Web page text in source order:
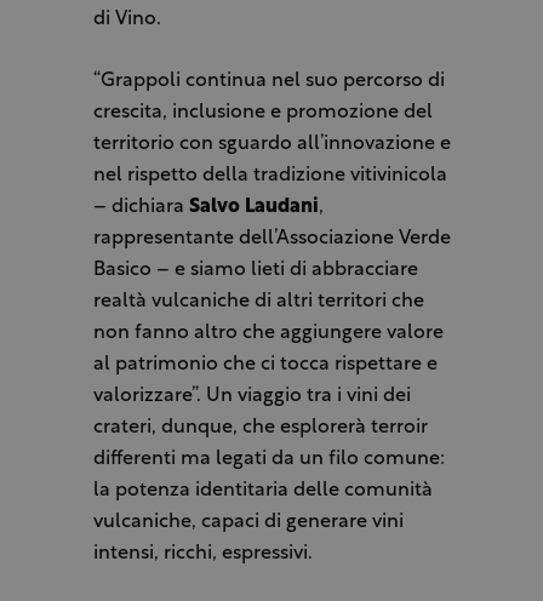
di Vino.
“Grappoli continua nel suo percorso di
crescita, inclusione e promozione del
territorio con sguardo all’innovazione e
nel rispetto della tradizione vitivinicola
– dichiara Salvo Laudani,
rappresentante dell’Associazione Verde
Basico – e siamo lieti di abbracciare
realtà vulcaniche di altri territori che
non fanno altro che aggiungere valore
al patrimonio che ci tocca rispettare e
valorizzare”. Un viaggio tra i vini dei
crateri, dunque, che esplorerà terroir
differenti ma legati da un filo comune:
la potenza identitaria delle comunità
vulcaniche, capaci di generare vini
intensi, ricchi, espressivi.